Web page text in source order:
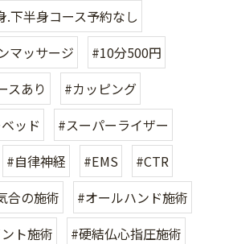
.下半身コース予約なし
マッサージ
#10分500円
スあり
#カッピング
ッド
#スーパーライザー
#自律神経 #EMS
#CTR
合の施術
#オールハンド施術
ト施術
#硬結仏心指圧施術